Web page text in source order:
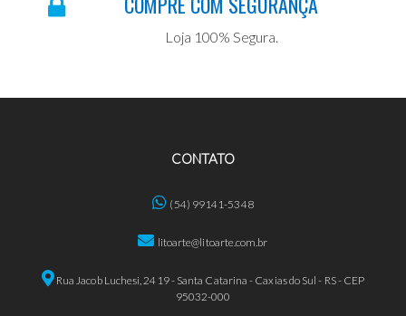
Loja 100% Segura.
CONTATO
(54) 99141-5348
litoarte@litoarte.com.br
Rua Jacob Luchesi, 2419 - Santa Catarina - Caxias do Sul - RS - CEP
95032-000